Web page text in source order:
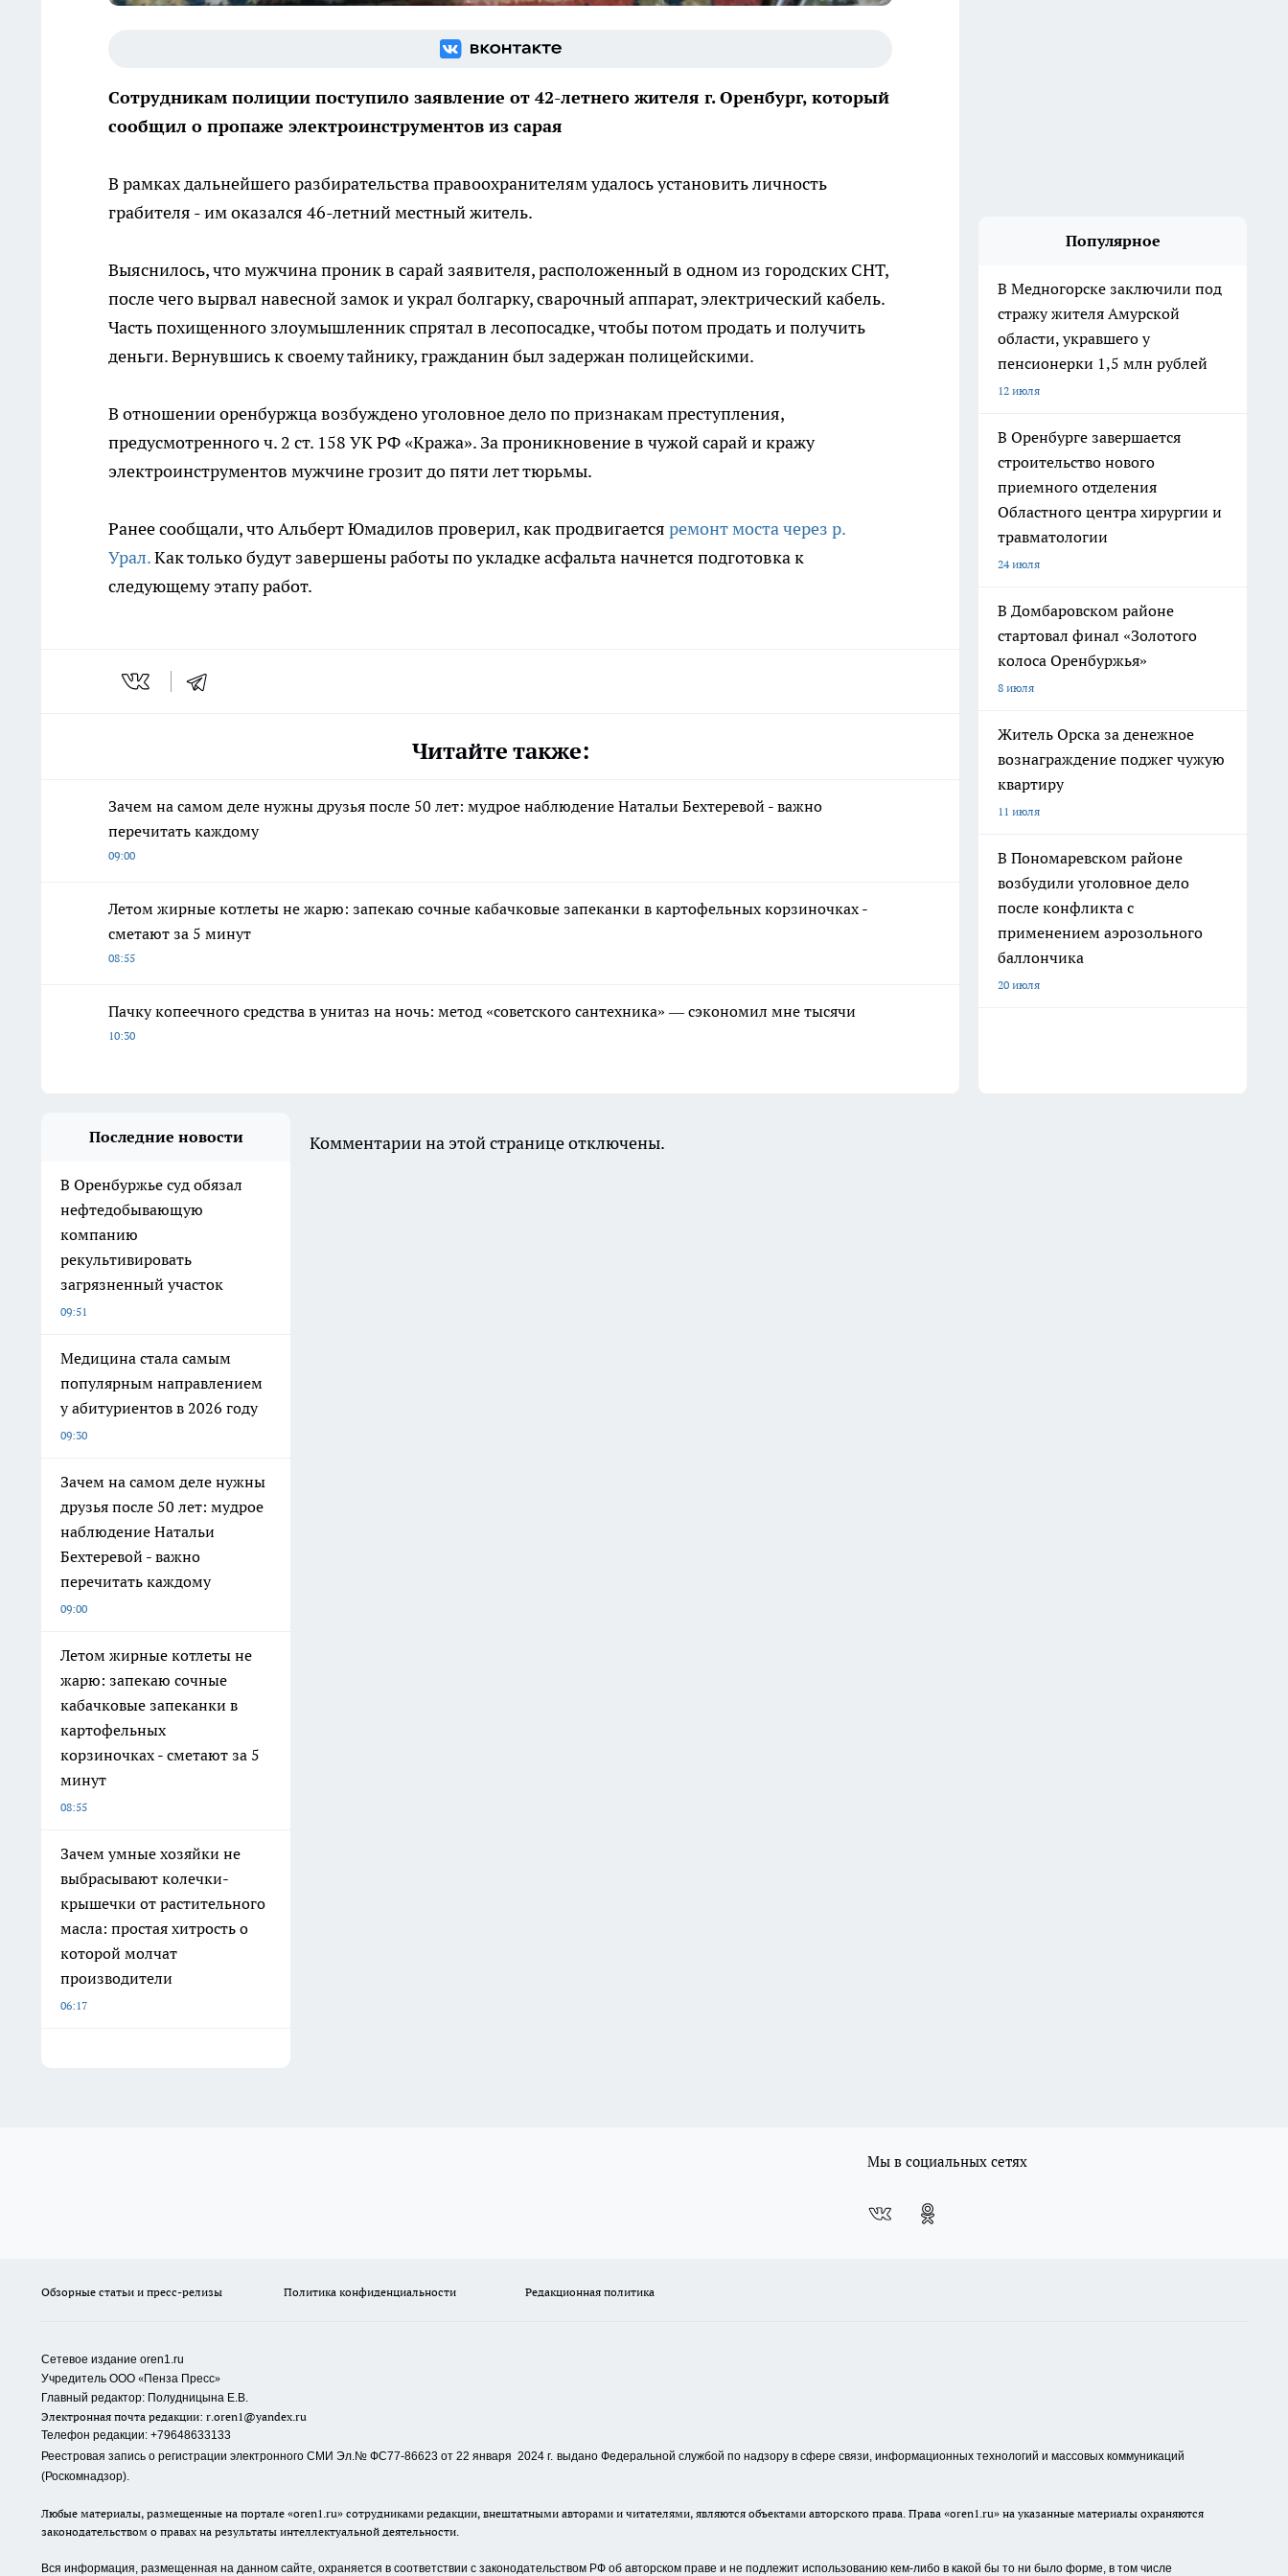
Сотрудникам полиции поступило заявление от 42-летнего жителя г. Оренбург, который
сообщил о пропаже электроинструментов из сарая
В рамках дальнейшего разбирательства правоохранителям удалось установить личность
грабителя - им оказался 46-летний местный житель.
Выяснилось, что мужчина проник в сарай заявителя, расположенный в одном из городских СНТ,
после чего вырвал навесной замок и украл болгарку, сварочный аппарат, электрический кабель.
Часть похищенного злоумышленник спрятал в лесопосадке, чтобы потом продать и получить
деньги. Вернувшись к своему тайнику, гражданин был задержан полицейскими.
В отношении оренбуржца возбуждено уголовное дело по признакам преступления,
предусмотренного ч. 2 ст. 158 УК РФ «Кража». За проникновение в чужой сарай и кражу
электроинструментов мужчине грозит до пяти лет тюрьмы.
Ранее сообщали, что Альберт Юмадилов проверил, как продвигается ремонт моста через р.
Урал.Как только будут завершены работы по укладке асфальта начнется подготовка к
следующему этапу работ.
Читайте также:
Зачем на самом деле нужны друзья после 50 лет: мудрое наблюдение Натальи Бехтеревой - важно
перечитать каждому
09:00
Летом жирные котлеты не жарю: запекаю сочные кабачковые запеканки в картофельных корзиночках -
сметают за 5 минут
08:55
Пачку копеечного средства в унитаз на ночь: метод «советского сантехника» — сэкономил мне тысячи
10:30
Популярное
В Медногорске заключили под
стражу жителя Амурской
области, укравшего у
пенсионерки 1,5 млн рублей
12 июля
В Оренбурге завершается
строительство нового
приемного отделения
Областного центра хирургии и
травматологии
24 июля
В Домбаровском районе
стартовал финал «Золотого
колоса Оренбуржья»
8 июля
Житель Орска за денежное
вознаграждение поджег чужую
квартиру
11 июля
В Пономаревском районе
возбудили уголовное дело
после конфликта с
применением аэрозольного
баллончика
20 июля
Последние новости
В Оренбуржье суд обязал
нефтедобывающую
компанию
рекультивировать
загрязненный участок
09:51
Медицина стала самым
популярным направлением
у абитуриентов в 2026 году
09:30
Зачем на самом деле нужны
друзья после 50 лет: мудрое
наблюдение Натальи
Бехтеревой - важно
перечитать каждому
09:00
Летом жирные котлеты не
жарю: запекаю сочные
кабачковые запеканки в
картофельных
корзиночках - сметают за 5
минут
08:55
Зачем умные хозяйки не
выбрасывают колечки-
крышечки от растительного
масла: простая хитрость о
которой молчат
производители
06:17
Комментарии на этой странице отключены.
Мы в социальных сетях
Обзорные статьи и пресс-релизы Политика конфиденциальности Редакционная политика
Сетевое издание oren1.ru
Учредитель ООО «Пенза Пресс»
Главный редактор: Полудницына Е.В.
Электронная почта редакции: r.oren1@yandex.ru
Телефон редакции: +79648633133
Реестровая запись о регистрации электронного СМИ Эл.№ ФС77-86623 от 22 января 2024 г. выдано Федеральной службой по надзору в сфере связи, информационных технологий и массовых коммуникаций
(Роскомнадзор).
Любые материалы, размещенные на портале «oren1.ru» сотрудниками редакции, внештатными авторами и читателями, являются объектами авторского права. Права «oren1.ru» на указанные материалы охраняются
законодательством о правах на результаты интеллектуальной деятельности.
Вся информация, размещенная на данном сайте, охраняется в соответствии с законодательством РФ об авторском праве и не подлежит использованию кем-либо в какой бы то ни было форме, в том числе